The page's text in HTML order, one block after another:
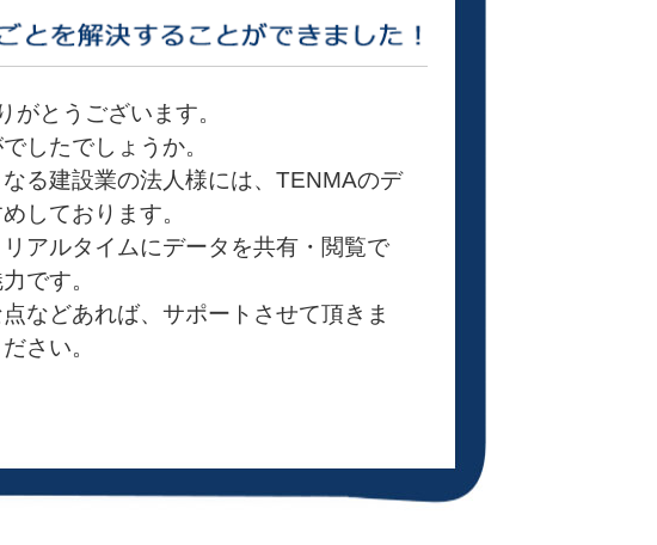
がとうございます。
したでしょうか。
る建設業の法人様には、TENMAのデ
しております。
アルタイムにデータを共有・閲覧で
です。
などあれば、サポートさせて頂きま
さい。